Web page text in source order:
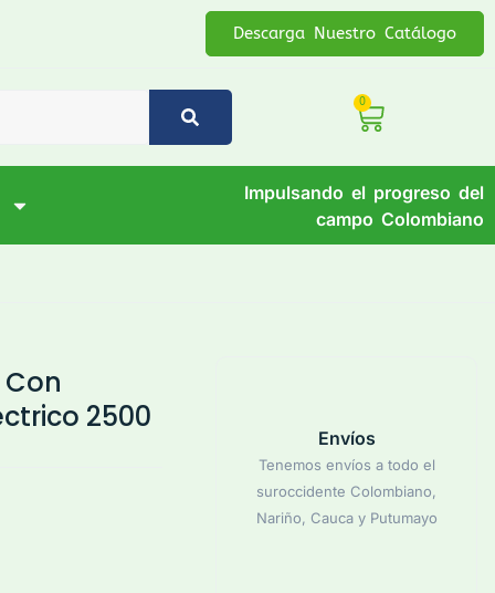
Descarga Nuestro Catálogo
0
Impulsando el progreso del
campo Colombiano
2500
Envíos
Tenemos envíos a todo el
suroccidente Colombiano,
Nariño, Cauca y Putumayo